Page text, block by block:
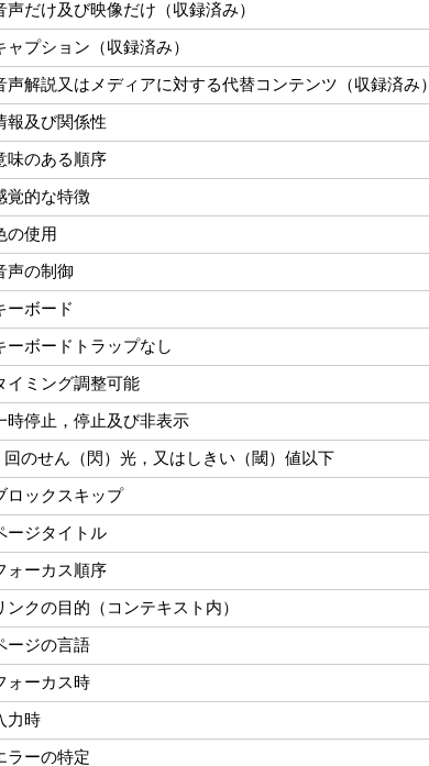
声だけ及び映像だけ（収録済み）
ャプション（収録済み）
声解説又はメディアに対する代替コンテンツ（収録済み）
報及び関係性
味のある順序
覚的な特徴
の使用
声の制御
ーボード
ーボードトラップなし
イミング調整可能
時停止，停止及び非表示
回のせん（閃）光，又はしきい（閾）値以下
ロックスキップ
ージタイトル
ォーカス順序
ンクの目的（コンテキスト内）
ージの言語
ォーカス時
力時
ラーの特定